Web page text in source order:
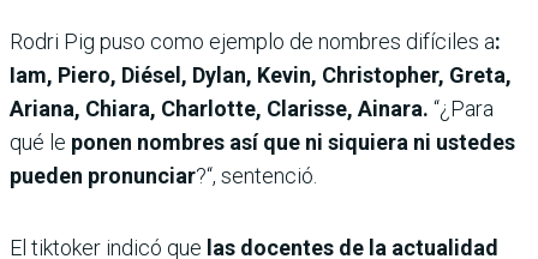
Rodri Pig puso como ejemplo de nombres difíciles a:
Iam, Piero, Diésel, Dylan, Kevin, Christopher, Greta,
Ariana, Chiara, Charlotte, Clarisse, Ainara. “¿Para
qué le ponen nombres así que ni siquiera ni ustedes
pueden pronunciar?“, sentenció.
El tiktoker indicó que las docentes de la actualidad